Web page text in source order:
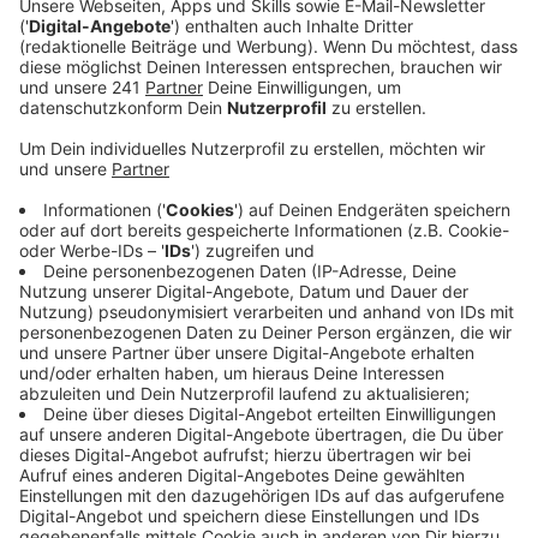
Veröffentlicht:Freitag, 29.11.2024 11:15
Anzeige
Laura Potting
Von Null auf Potting: "Weihnachtsfeiertypen"